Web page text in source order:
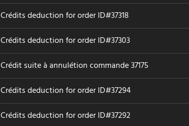
Crédits deduction for order ID#37318
Crédits deduction for order ID#37303
Crédit suite à annulétion commande 37175
Crédits deduction for order ID#37294
Crédits deduction for order ID#37292